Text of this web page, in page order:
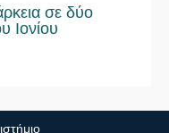
σε δύο
Ιονίου